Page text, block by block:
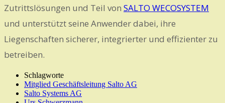
Zutrittslösungen und Teil von SALTO WECOSYSTEM
und unterstützt seine Anwender dabei, ihre
Liegenschaften sicherer, integrierter und effizienter zu
betreiben.
Schlagworte
Mitglied Geschäftsleitung Salto AG
Salto Systems AG